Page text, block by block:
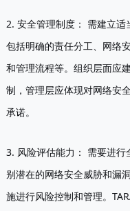
2. 安全管理制度： 需建立适
包括明确的责任分工、网络
和管理流程等。组织层面应
制，管理层应体现对网络安
承诺。
3. 风险评估能力： 需要进行
别潜在的网络安全威胁和漏
施进行风险控制和管理。